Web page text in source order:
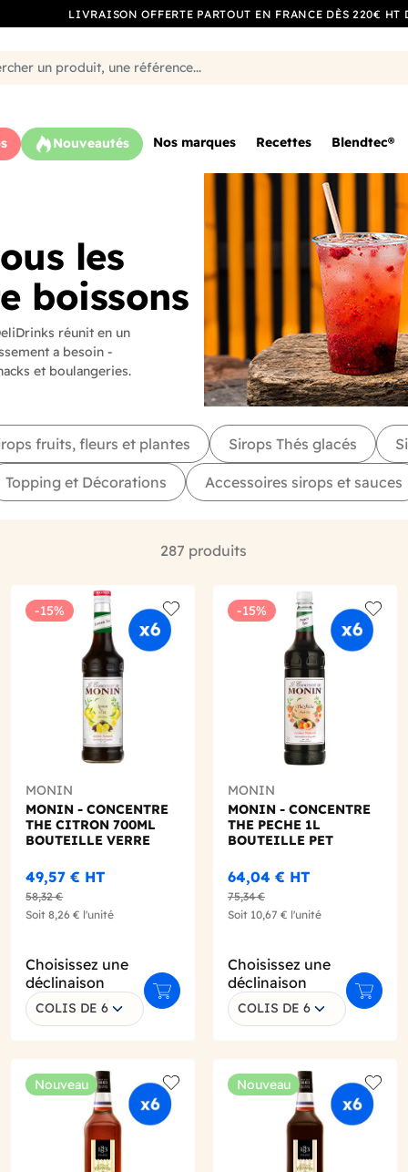
LIVRAISON OFFERTE PARTOUT EN FRANCE DÈS 220€ HT
Nouveautés Nos marques Recettes Blendtec®
les
boissons
réunit en un
a besoin -
et boulangeries.
fruits, fleurs et plantes Sirops Thés glacés
Topping et Décorations Accessoires sirops et sauces
287 produits
wishlist
au panier
-15%
Add to wishlist
MONIN
MONIN - CONCENTRE
THE CITRON 700ML
BOUTEILLE VERRE
49,57 € HT
58,32 €
Soit8,26 € l'unité
Choisissez une
déclinaison
COLIS DE 6
Ajouter au panier
-15%
Add
MONIN
MONIN - CONCENTRE
THE PECHE 1L
BOUTEILLE PET
64,04 € HT
75,34 €
Soit 10,67 € l'unité
Choisissez une
déclinaison
COLIS DE 6
wishlist
Nouveau
Add to wishlist
Nouveau
Add